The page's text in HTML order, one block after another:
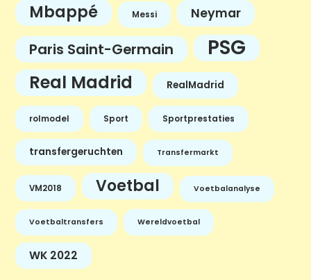
Mbappé Messi Neymar
Paris Saint-Germain PSG
Real Madrid RealMadrid
rolmodel Sport Sportprestaties
transfergeruchten Transfermarkt
VM2018 Voetbal Voetbalanalyse
Voetbaltransfers Wereldvoetbal
WK 2022